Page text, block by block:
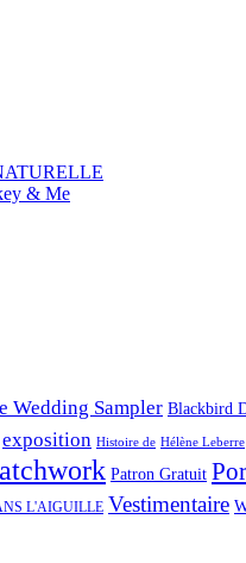
& Me
Wedding Sampler Blackbird
exposition Histoire de Hélène Leberre
Patron Gratuit
L'AIGUILLE Vestimentaire